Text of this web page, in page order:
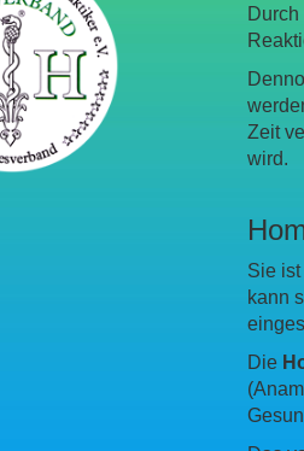
Zeit
wird.
Sie
kann
Die